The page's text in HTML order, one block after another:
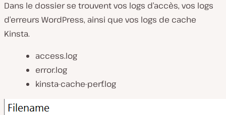
Dans le dossier se trouvent vos logs d’accès, vos logs
d’erreurs WordPress, ainsi que vos logs de cache
Kinsta.
access.log
error.log
kinsta-cache-perf.log